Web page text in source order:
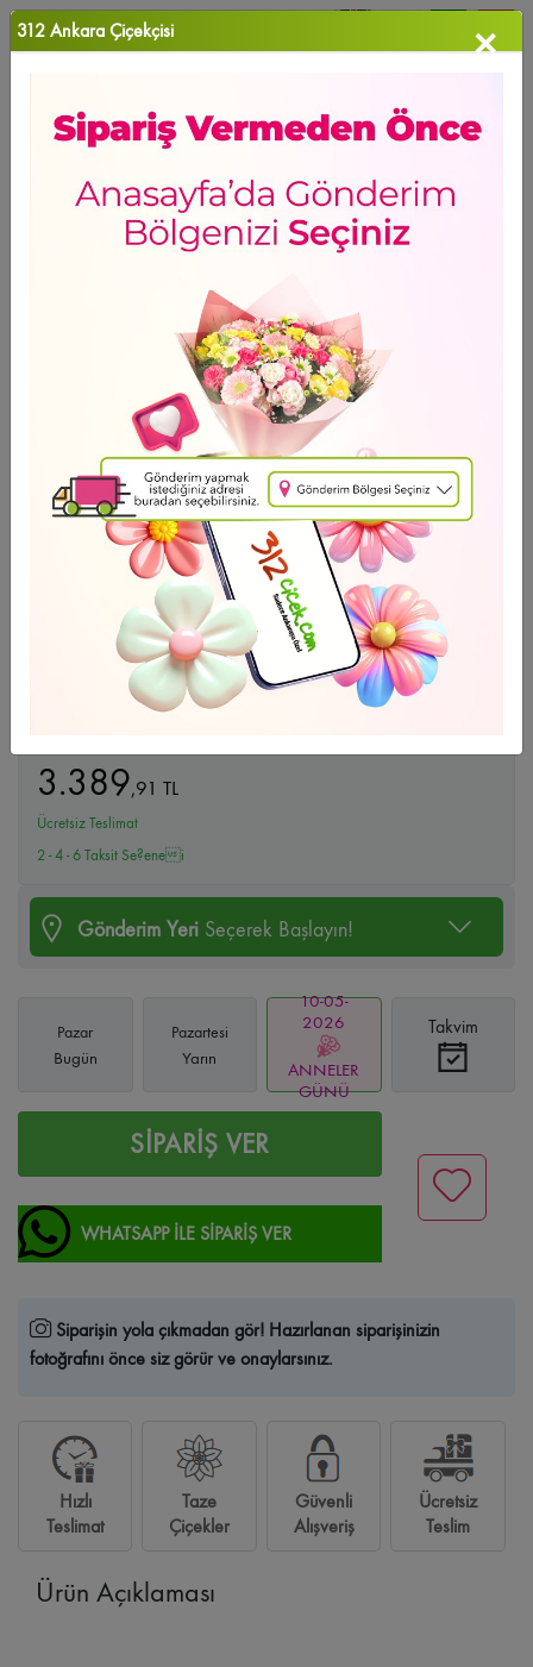
Anasayfa>Yavruağzı Buketi
GÜNÜN FIRSATI
3.389,91 TL
Ücretsiz Teslimat
2 - 4 - 6 Taksit Se?enei
Gönderim Yeri Seçerek Başlayın!
Pazar
Bugün
Pazartesi
Yarın
10-05-
2026
ANNELER
GÜNÜ
Takvim
SİPARİŞ VER
WHATSAPP İLE SİPARİŞ VER
Siparişin yola çıkmadan gör! Hazırlanan siparişinizin
fotoğrafını önce siz görür ve onaylarsınız.
Hızlı
Teslimat
Taze
Çiçekler
Güvenli
Alışveriş
Ücretsiz
Teslim
Ürün Açıklaması
312 Ankara Çiçekçisi ×